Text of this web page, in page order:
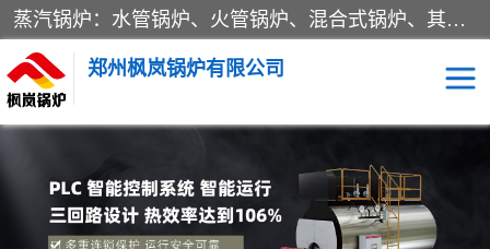
蒸汽锅炉：水管锅炉、火管锅炉、混合式锅炉、其他蒸汽锅炉； 热水锅炉：家用型集中供暖用热水锅炉、其他热水锅炉； 有机热载体锅炉； 船用蒸汽锅炉； （锅炉用辅助设备及装置）蒸汽冷凝器：表面冷凝器、混合式冷凝器、空冷式冷凝器、其他蒸汽冷凝器； 锅炉用辅助设备：节热器、蒸汽收集器、蓄能器、烟垢清除器、气体回收器、泥渣刮除器、空气预热器、其他锅炉用辅助设备；
郑州枫岚锅炉有限公司